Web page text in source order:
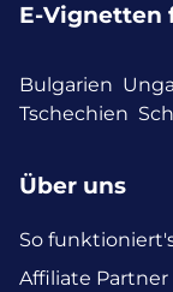
E-Vignetten
Bulgarien
Tschechien
Über uns
So
Affiliate